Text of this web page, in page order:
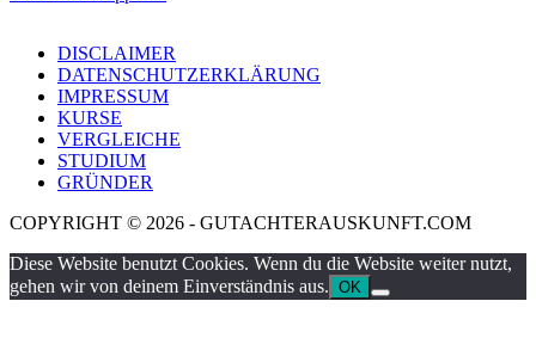
DISCLAIMER
DATENSCHUTZERKLÄRUNG
IMPRESSUM
KURSE
VERGLEICHE
STUDIUM
GRÜNDER
COPYRIGHT © 2026 - GUTACHTERAUSKUNFT.COM
Diese Website benutzt Cookies. Wenn du die Website weiter nutzt,
gehen wir von deinem Einverständnis aus. OK